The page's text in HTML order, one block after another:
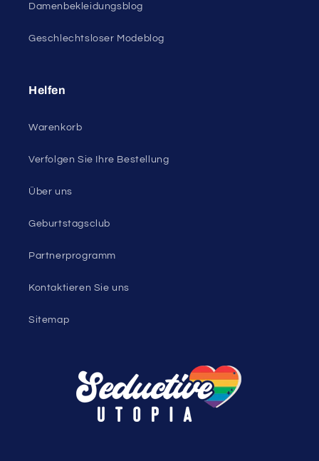
Damenbekleidungsblog
Geschlechtsloser Modeblog
Helfen
Warenkorb
Verfolgen Sie Ihre Bestellung
Über uns
Geburtstagsclub
Partnerprogramm
Kontaktieren Sie uns
Sitemap